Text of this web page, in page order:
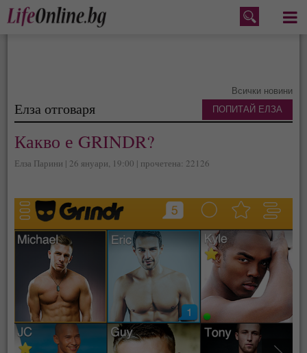
Меню
Всички новини
Елза отговаря
Какво е GRINDR?
Елза Парини | 26 януари, 19:00 | прочетена: 22126
ПОПИТАЙ ЕЛЗА